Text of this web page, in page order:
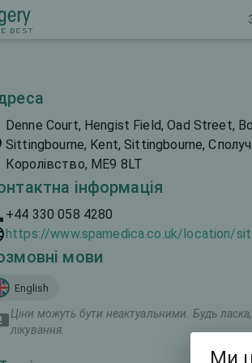
Denne Court, Hengist Field, Oad Street,
Sittingbourne, Kent, Sittingbourne,
Королівство, ME9 8LT
інформація
+44 330 058 4280
https://www.spamedica.co.uk/location/
мови
English
Ціни можуть бути неактуальними. Будь ласка,
лікування.
Ми